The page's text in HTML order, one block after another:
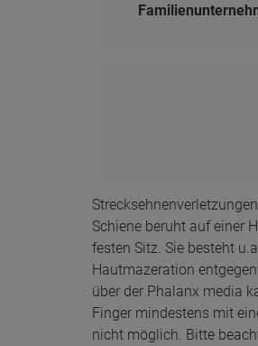
Schiene beruht auf einer
festen Sitz. Sie besteht
Hautmazeration
über der Phalanx media
Finger mindestens mit
nicht möglich. Bitte